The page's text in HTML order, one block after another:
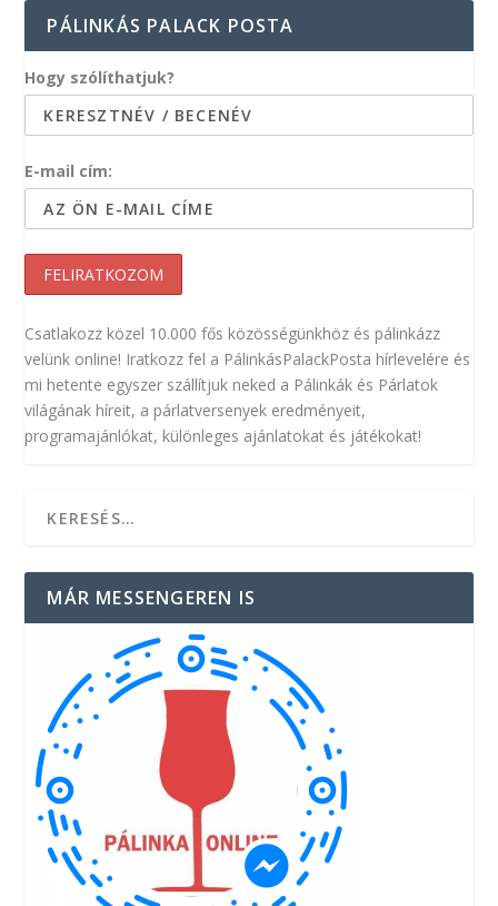
PÁLINKÁS PALACK POSTA
Hogy szólíthatjuk?
E-mail cím:
Csatlakozz közel 10.000 fős közösségünkhöz és pálinkázz
velünk online! Iratkozz fel a PálinkásPalackPosta hírlevelére és
mi hetente egyszer szállítjuk neked a Pálinkák és Párlatok
világának híreit, a párlatversenyek eredményeit,
programajánlókat, különleges ajánlatokat és játékokat!
MÁR MESSENGEREN IS